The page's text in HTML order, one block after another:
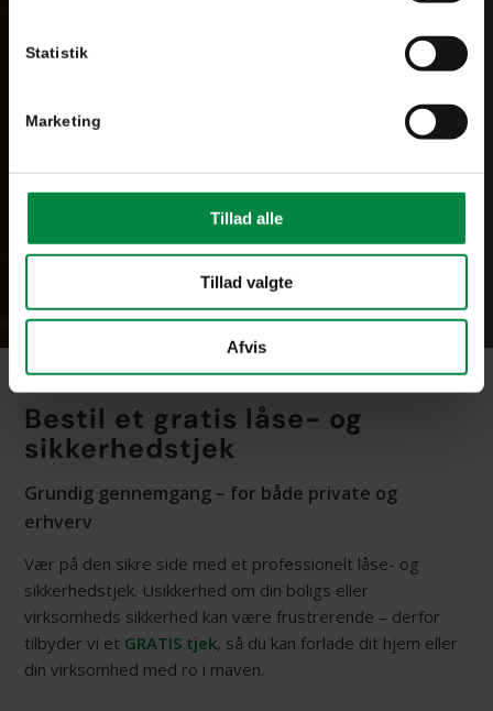
Statistik
Marketing
Tillad alle
Tillad valgte
Afvis
Bestil et gratis låse- og
sikkerhedstjek
Grundig gennemgang – for både private og
erhverv
Vær på den sikre side med et professionelt låse- og
sikkerhedstjek. Usikkerhed om din boligs eller
virksomheds sikkerhed kan være frustrerende – derfor
tilbyder vi et GRATIS tjek, så du kan forlade dit hjem eller
din virksomhed med ro i maven.